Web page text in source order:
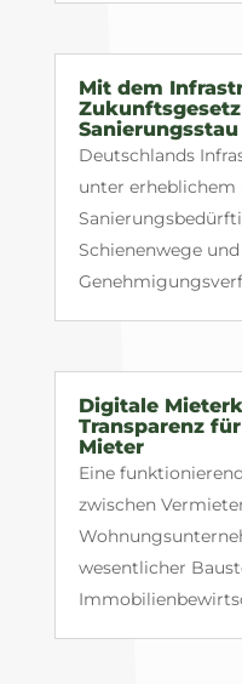
Mit dem
Sanierungsstau
Deutschlands
unter erheblichem
Schienenwege
Digitale
Transparenz
Mieter
Eine
zwischen
wesentlicher